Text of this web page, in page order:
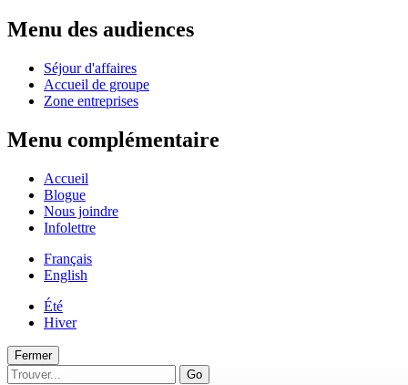
Menu des audiences
Séjour d'affaires
Accueil de groupe
Zone entreprises
Menu complémentaire
Accueil
Blogue
Nous joindre
Infolettre
Français
English
Été
Hiver
Fermer
Go